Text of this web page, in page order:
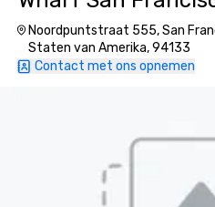
Renovated
Noordpuntstraat 555, San
Staten van Amerika, 94133
Contact met ons opnemen